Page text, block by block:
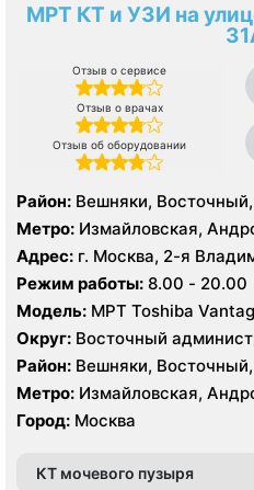
МРТ КТ и УЗИ на
Отзыв о сервисе
Отзыв о врачах
Отзыв об оборудовании
Район: Вешняки,
Гольяново, Ивановское,
Ухтомский, Метрогородок,
Перово, Преображенское,
Соколиная Гора,
Метро: Измайловская,
Новогиреево, Новокосино,
Соколиная гора, Шоссе
Адрес: г. Москва, 2-я
Режим работы: 8.00 - 20.00
Модель: МРТ Toshiba
Aquilion 64 среза, УЗИ
Округ: Восточный
Район: Вешняки,
Гольяново, Ивановское,
Ухтомский, Метрогородок,
Перово, Преображенское,
Метро: Измайловская,
Новогиреево, Новокосино,
Соколиная гора, Шоссе
Город: Москва
КТ мочевого пузыря